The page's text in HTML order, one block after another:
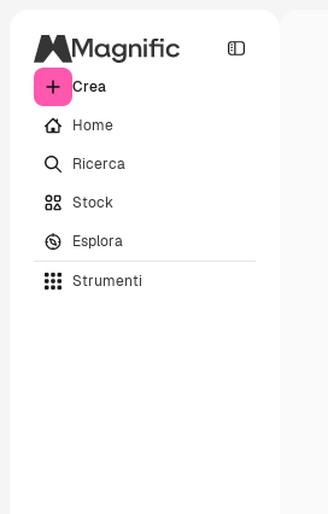
Crea
Home
Ricerca
Stock
Esplora
Strumenti